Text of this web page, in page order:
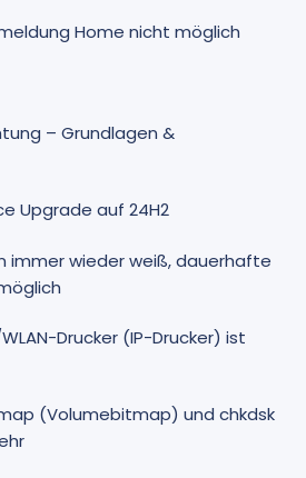
Home nicht möglich
– Grundlagen &
Upgrade auf 24H2
immer wieder weiß, dauerhafte
Drucker (IP-Drucker) ist
(Volumebitmap) und chkdsk